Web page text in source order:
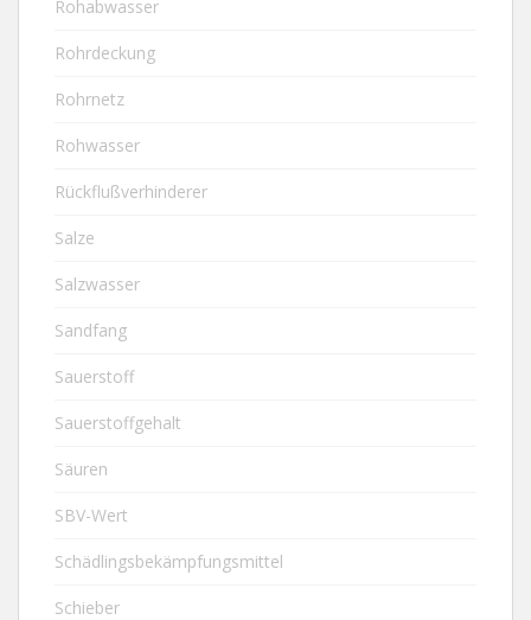
Rohabwasser
Rohrdeckung
Rohrnetz
Rohwasser
Rückflußverhinderer
Salze
Salzwasser
Sandfang
Sauerstoff
Sauerstoffgehalt
Säuren
SBV-Wert
Schädlingsbekämpfungsmittel
Schieber